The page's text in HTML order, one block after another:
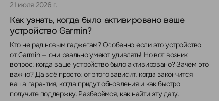
21 июля 2026 г.
Как узнать, когда было активировано ваше
устройство Garmin?
Кто не рад новым гаджетам? Особенно если это устройство
от Garmin — они реально умеют удивлять! Но вот возник
вопрос: когда ваше устройство было активировано? Зачем это
важно? Да всё просто: от этого зависит, когда закончится
ваша гарантия, когда придут обновления и как быстро
получите поддержку. Разберёмся, как найти эту дату.